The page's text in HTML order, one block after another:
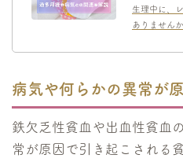
説
生理中に、
ありません
病気や何らかの異常が
鉄欠乏性貧血や出血性貧血
常が原因で引き起こされる